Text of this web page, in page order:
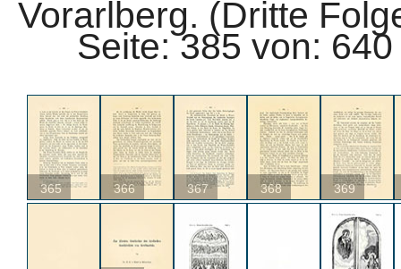
Vorarlberg. (Dritte
Seite: 385 von:
365 366 367 368 369